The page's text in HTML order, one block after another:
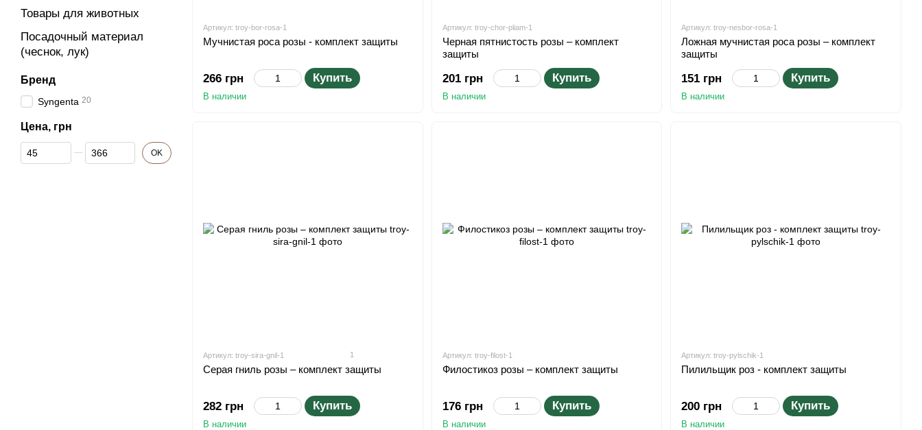
Артикул: troy-bor-rosa-1
Мучнистая роса розы - комплект защиты
266 грн Купить
В наличии
Артикул: troy-chor-pliam-1
Черная пятнистость розы – комплект
защиты
201 грн Купить
В наличии
Артикул: troy-nesbor-rosa-1
Ложная мучнистая роса розы – комплект
защиты
151 грн Купить
В наличии
Артикул: troy-sira-gnil-1 1
Серая гниль розы – комплект защиты
282 грн Купить
В наличии
Артикул: troy-filost-1
Филостикоз розы – комплект защиты
176 грн Купить
В наличии
Артикул: troy-pylschik-1
Пилильщик роз - комплект защиты
200 грн Купить
В наличии
Товары для животных
Посадочный материал
(чеснок, лук)
Бренд
Syngenta 20
Цена, грн
От Цена, грн
До Цена, грн OK